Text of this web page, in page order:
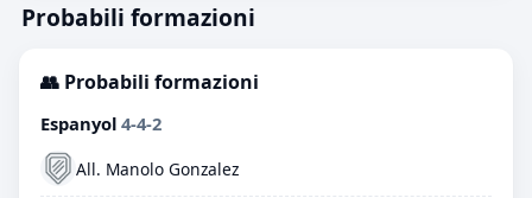
Probabili formazioni
👥 Probabili formazioni
Espanyol 4-4-2
All. Manolo Gonzalez